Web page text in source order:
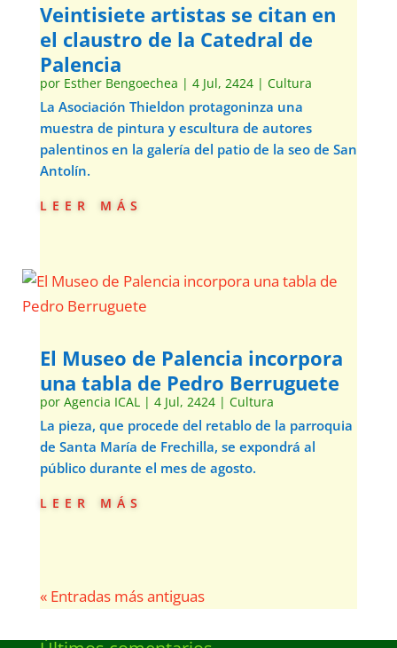
Veintisiete artistas se citan en
el claustro de la Catedral de
Palencia
por Esther Bengoechea | 4 Jul, 2424| Cultura
La Asociación Thieldon protagoninza una
muestra de pintura y escultura de autores
palentinos en la galería del patio de la seo de San
Antolín.
leer más
El Museo de Palencia incorpora
una tabla de Pedro Berruguete
por Agencia ICAL| 4 Jul, 2424| Cultura
La pieza, que procede del retablo de la parroquia
de Santa María de Frechilla, se expondrá al
público durante el mes de agosto.
leer más
« Entradas más antiguas